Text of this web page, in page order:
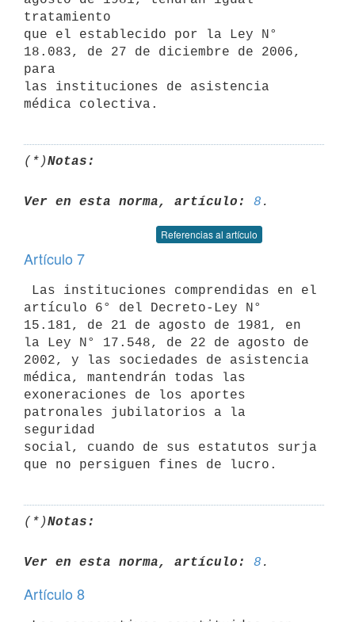
tratamiento
que el establecido por la Ley N°
18.083, de 27 de diciembre de 2006,
para
las instituciones de asistencia
(*)Notas:
Ver en esta norma, artículo: 8
Referencias al artículo
Artículo 7
artículo 6° del Decreto-Ley N°
15.181, de 21 de agosto de 1981, en
la Ley N° 17.548, de 22 de agosto de
2002, y las sociedades de asistencia
médica, mantendrán todas las
exoneraciones de los aportes
patronales jubilatorios a la
seguridad
social, cuando de sus estatutos surja
(*)Notas:
Ver en esta norma, artículo: 8
Artículo 8